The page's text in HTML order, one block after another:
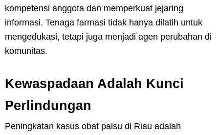
kompetensi anggota dan memperkuat jejaring
informasi. Tenaga farmasi tidak hanya dilatih untuk
mengedukasi, tetapi juga menjadi agen perubahan di
komunitas.
Kewaspadaan Adalah Kunci
Perlindungan
Peningkatan kasus obat palsu di Riau adalah